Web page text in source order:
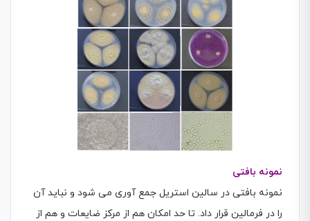
نمونه بافتی
نمونه بافتی در سالین استریل جمع آوری می شود و نباید آن
را در فرمالین قرار داد. تا حد امکان هم از مركز ضایعات و هم از